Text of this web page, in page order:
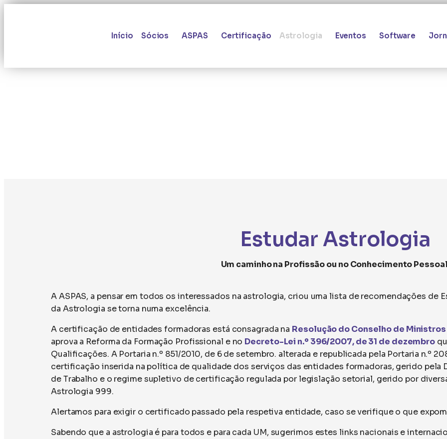
Início Sócios ASPAS Certificação Astrologia Eventos Software
​Estudar Astrologia
Um caminho na Profissão ou no Conhecimento
A ASPAS, a pensar em todos os interessados na astrologia, criou uma lista de recomendações
da Astrologia se torna numa excelência.
A certificação de entidades formadoras está consagrada na Resolução do Conselho de
aprova a Reforma da Formação Profissional e no Decreto-Lei n.º 396/2007, de 31 de dezembro
Qualificações. A Portaria n.º 851/2010, de 6 de setembro. alterada e republicada pela Portaria n.º
certificação inserida na política de qualidade dos serviços das entidades formadoras, gerido pela
de Trabalho e o regime supletivo de certificação regulada por legislação setorial, gerido por
Astrologia 999.
Alertamos para exigir o certificado passado pela respetiva entidade, caso se verifique o que
Sabendo que a astrologia é para todos e para cada UM, sugerimos estes links nacionais e